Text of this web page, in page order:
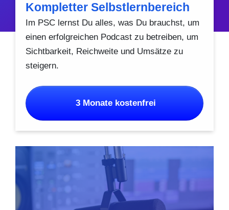
Kompletter Selbstlernbereich
Im PSC lernst Du alles, was Du brauchst, um
einen erfolgreichen Podcast zu betreiben, um
Sichtbarkeit, Reichweite und Umsätze zu
steigern.
3 Monate kostenfrei